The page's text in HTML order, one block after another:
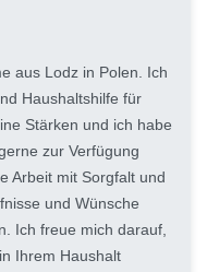
aus Lodz in Polen. Ich
Haushaltshilfe für
Stärken und ich habe
zur Verfügung
Arbeit mit Sorgfalt und
und Wünsche
Ich freue mich darauf,
Ihrem Haushalt